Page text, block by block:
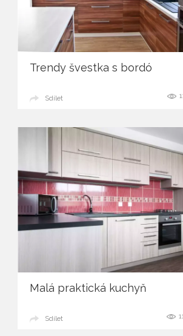
Trendy švestka s bordó
Sdílet
Malá praktická kuchyň
Sdílet